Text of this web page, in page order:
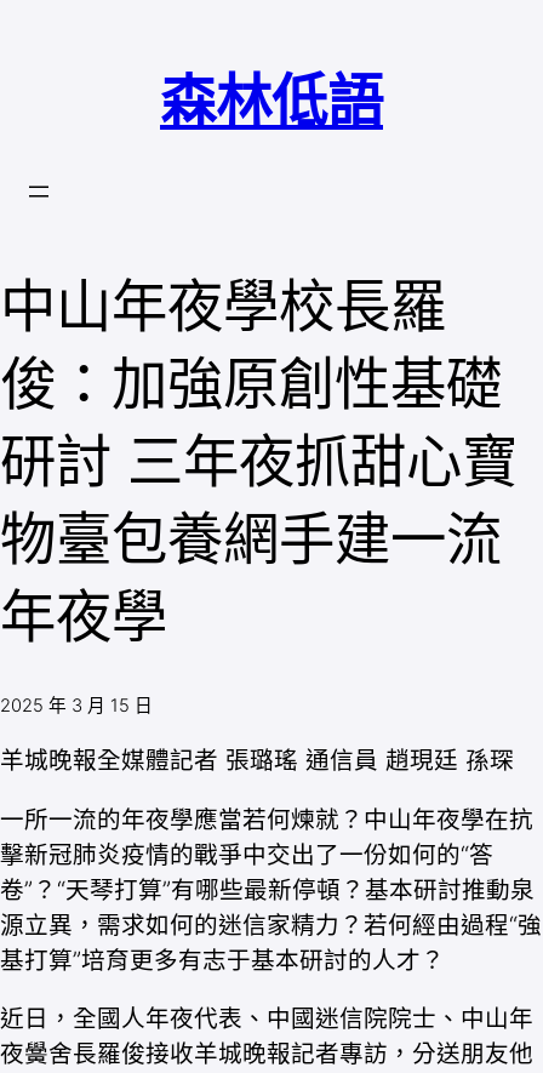
森林低語
中山年夜學校長羅
俊：加強原創性基礎
研討 三年夜抓甜心寶
物臺包養網手建一流
年夜學
2025 年 3 月 15 日
羊城晚報全媒體記者 張璐瑤 通信員 趙現廷 孫琛
一所一流的年夜學應當若何煉就？中山年夜學在抗
擊新冠肺炎疫情的戰爭中交出了一份如何的“答
卷”？“天琴打算”有哪些最新停頓？基本研討推動泉
源立異，需求如何的迷信家精力？若何經由過程“強
基打算”培育更多有志于基本研討的人才？
近日，全國人年夜代表、中國迷信院院士、中山年
夜黌舍長羅俊接收羊城晚報記者專訪，分送朋友他